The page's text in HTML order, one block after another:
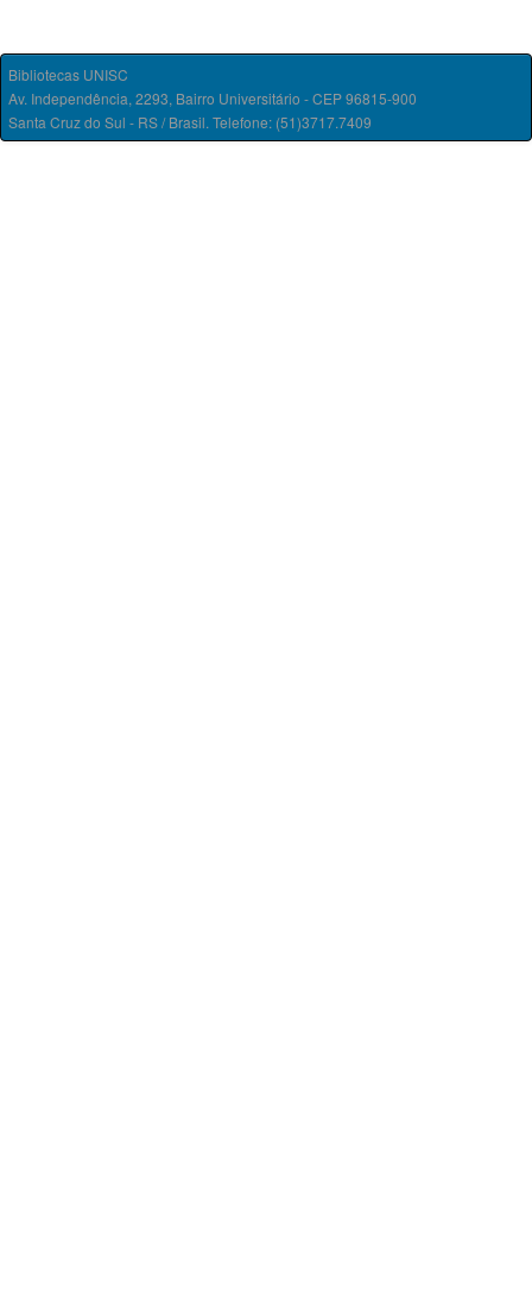
Bibliotecas UNISC
Av. Independência, 2293, Bairro Universitário - CEP 96815-900
Santa Cruz do Sul - RS / Brasil. Telefone: (51)3717.7409